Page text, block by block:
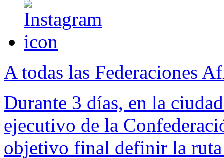
A todas las Federaciones
Durante 3 días, en la
ejecutivo de la
objetivo final definir la ruta